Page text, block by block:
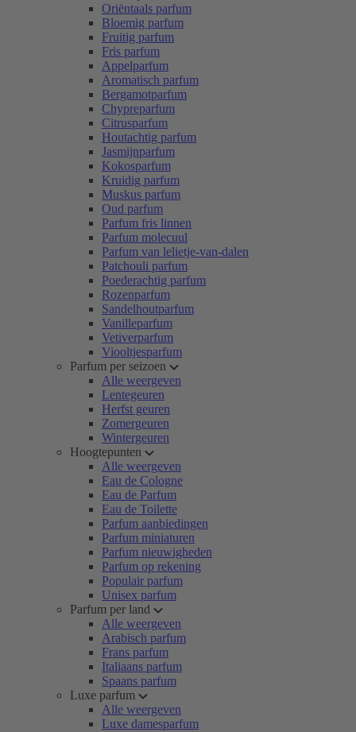
Oriëntaals parfum
Bloemig parfum
Fruitig parfum
Fris parfum
Appelparfum
Aromatisch parfum
Bergamotparfum
Chypreparfum
Citrusparfum
Houtachtig parfum
Jasmijnparfum
Kokosparfum
Kruidig parfum
Muskus parfum
Oud parfum
Parfum fris linnen
Parfum molecuul
Parfum van lelietje-van-dalen
Patchouli parfum
Poederachtig parfum
Rozenparfum
Sandelhoutparfum
Vanilleparfum
Vetiverparfum
Viooltjesparfum
Parfum per seizoen
Alle weergeven
Lentegeuren
Herfst geuren
Zomergeuren
Wintergeuren
Hoogtepunten
Alle weergeven
Eau de Cologne
Eau de Parfum
Eau de Toilette
Parfum aanbiedingen
Parfum miniaturen
Parfum nieuwigheden
Parfum op rekening
Populair parfum
Unisex parfum
Parfum per land
Alle weergeven
Arabisch parfum
Frans parfum
Italiaans parfum
Spaans parfum
Luxe parfum
Alle weergeven
Luxe damesparfum